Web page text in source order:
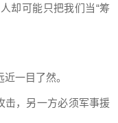
却可能只把我们当“筹
一目了然。
击，另一方必须军事援